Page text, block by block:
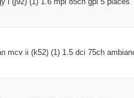
mcv ii (k52) (1) 1.5 dci 75ch